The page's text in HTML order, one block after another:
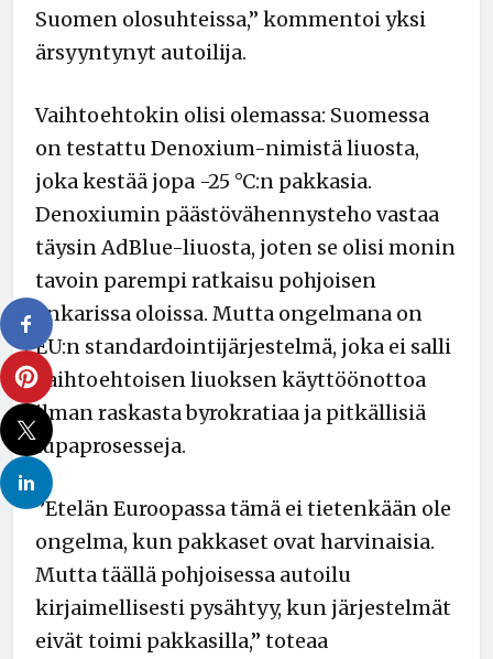
Suomen olosuhteissa,” kommentoi yksi
ärsyyntynyt autoilija.
Vaihtoehtokin olisi olemassa: Suomessa
on testattu Denoxium-nimistä liuosta,
joka kestää jopa -25 °C:n pakkasia.
Denoxiumin päästövähennysteho vastaa
täysin AdBlue-liuosta, joten se olisi monin
tavoin parempi ratkaisu pohjoisen
ankarissa oloissa. Mutta ongelmana on
EU:n standardointijärjestelmä, joka ei salli
vaihtoehtoisen liuoksen käyttöönottoa
ilman raskasta byrokratiaa ja pitkällisiä
lupaprosesseja.
”Etelän Euroopassa tämä ei tietenkään ole
ongelma, kun pakkaset ovat harvinaisia.
Mutta täällä pohjoisessa autoilu
kirjaimellisesti pysähtyy, kun järjestelmät
eivät toimi pakkasilla,” toteaa